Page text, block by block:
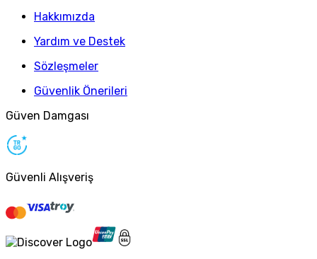
Hakkımızda
Yardım ve Destek
Sözleşmeler
Güvenlik Önerileri
Güven Damgası
Güvenli Alışveriş